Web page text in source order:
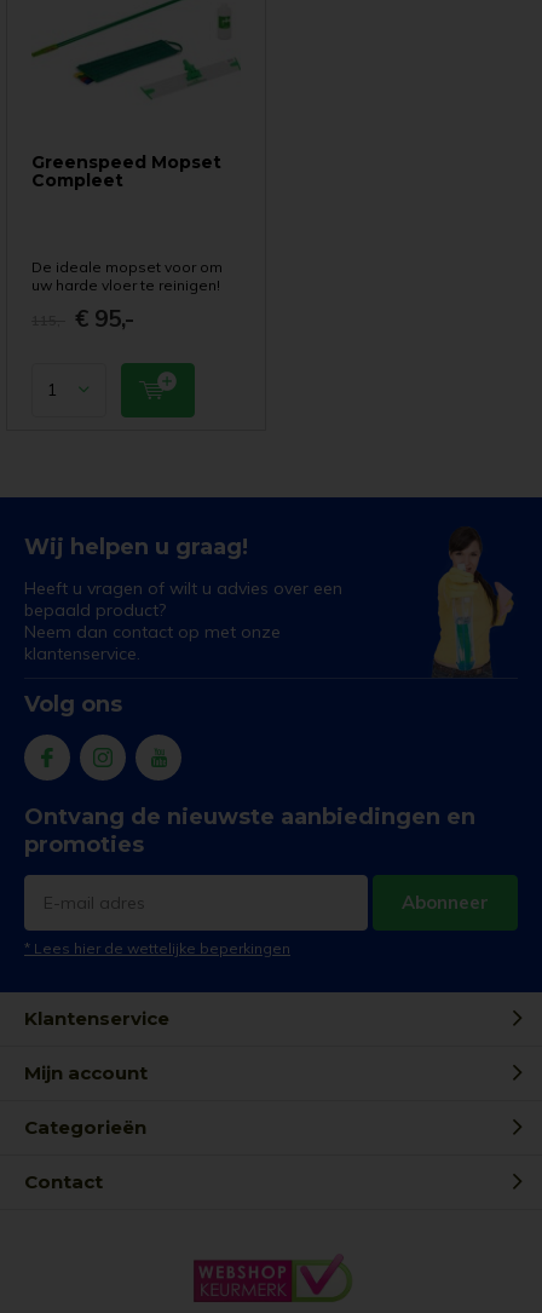
Greenspeed Mopset
Compleet
De ideale mopset voor om
uw harde vloer te reinigen!
€ 95,-
Wij helpen u graag!
Heeft u vragen of wilt u advies over een
bepaald product?
Neem dan contact op met onze
klantenservice.
Volg ons
Ontvang de nieuwste aanbiedingen en
promoties
Abonneer
* Lees hier de wettelijke beperkingen
Klantenservice
Mijn account
Categorieën
Contact